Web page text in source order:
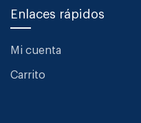
Enlaces rápidos
Mi cuenta
Carrito